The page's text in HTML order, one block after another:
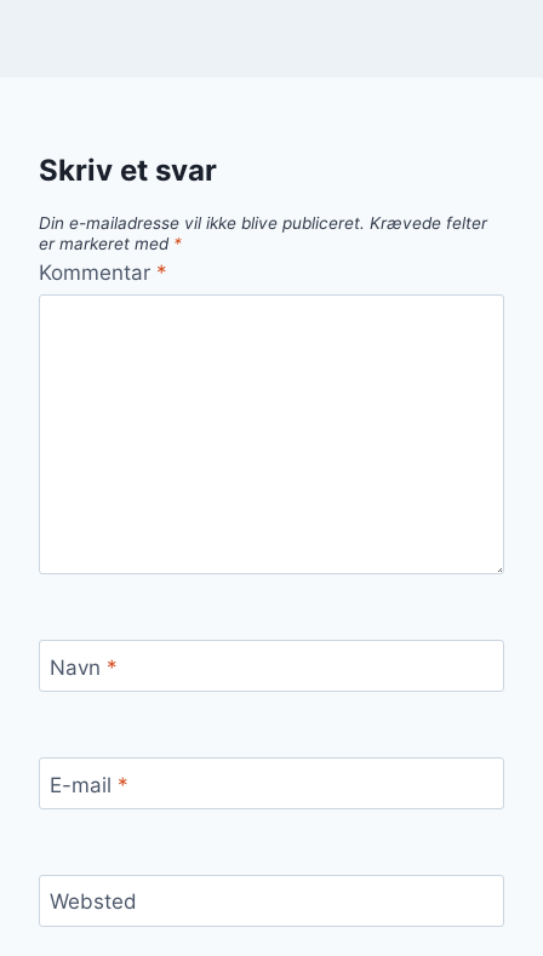
Skriv et svar
Din e-mailadresse vil ikke blive publiceret. Krævede felter
er markeret med *
Kommentar *
Navn *
E-mail *
Websted